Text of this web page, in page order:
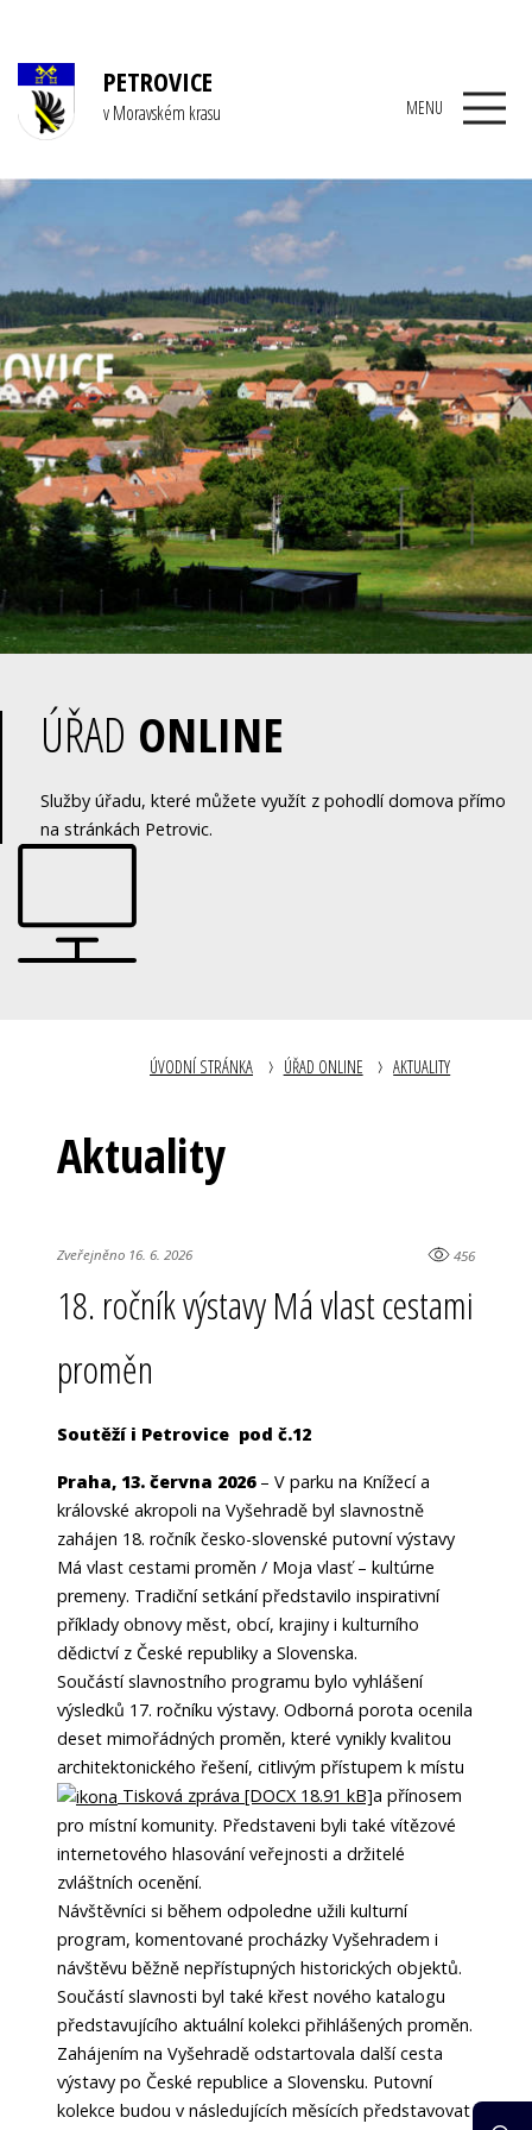
PETROVICE
v Moravském krasu MENU
ÚŘAD ONLINE
Služby úřadu, které můžete využít z pohodlí domova přímo
na stránkách Petrovic.
ÚVODNÍ STRÁNKA ÚŘAD ONLINE AKTUALITY
Aktuality
Zveřejněno 16. 6. 2026 456
18. ročník výstavy Má vlast cestami
proměn
Soutěží i Petrovice pod č.12
Praha, 13. června 2026– V parku na Knížecí a
královské akropoli na Vyšehradě byl slavnostně
zahájen 18. ročník česko-slovenské putovní výstavy
Má vlast cestami proměn / Moja vlasť – kultúrne
premeny. Tradiční setkání představilo inspirativní
příklady obnovy měst, obcí, krajiny i kulturního
dědictví z České republiky a Slovenska.
Součástí slavnostního programu bylo vyhlášení
výsledků 17. ročníku výstavy. Odborná porota ocenila
deset mimořádných proměn, které vynikly kvalitou
architektonického řešení, citlivým přístupem k místu
Tisková zpráva [DOCX 18.91 kB]a přínosem
pro místní komunity. Představeni byli také vítězové
internetového hlasování veřejnosti a držitelé
zvláštních ocenění.
Návštěvníci si během odpoledne užili kulturní
program, komentované procházky Vyšehradem i
návštěvu běžně nepřístupných historických objektů.
Součástí slavnosti byl také křest nového katalogu
představujícího aktuální kolekci přihlášených proměn.
Zahájením na Vyšehradě odstartovala další cesta
výstavy po České republice a Slovensku. Putovní
kolekce budou v následujících měsících představovat